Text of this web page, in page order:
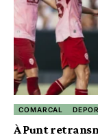
COMARCAL
À Punt